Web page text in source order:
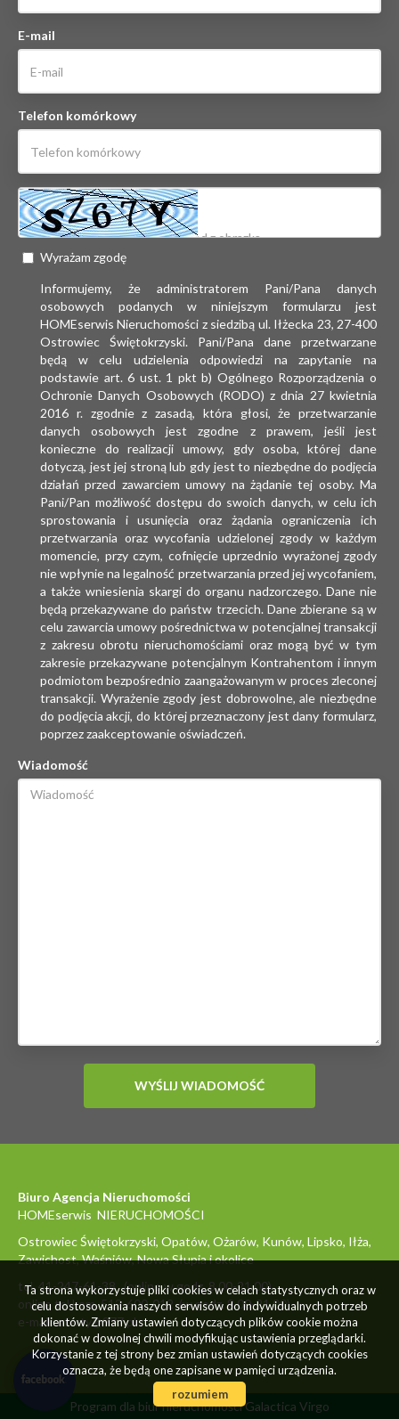
E-mail
Telefon komórkowy
Wyrażam zgodę
Informujemy, że administratorem Pani/Pana danych
osobowych podanych w niniejszym formularzu jest
HOMEserwis Nieruchomości z siedzibą ul. Iłżecka 23, 27-400
Ostrowiec Świętokrzyski. Pani/Pana dane przetwarzane
będą w celu udzielenia odpowiedzi na zapytanie na
podstawie art. 6 ust. 1 pkt b) Ogólnego Rozporządzenia o
Ochronie Danych Osobowych (RODO) z dnia 27 kwietnia
2016 r. zgodnie z zasadą, która głosi, że przetwarzanie
danych osobowych jest zgodne z prawem, jeśli jest
konieczne do realizacji umowy, gdy osoba, której dane
dotyczą, jest jej stroną lub gdy jest to niezbędne do podjęcia
działań przed zawarciem umowy na żądanie tej osoby. Ma
Pani/Pan możliwość dostępu do swoich danych, w celu ich
sprostowania i usunięcia oraz żądania ograniczenia ich
przetwarzania oraz wycofania udzielonej zgody w każdym
momencie, przy czym, cofnięcie uprzednio wyrażonej zgody
nie wpłynie na legalność przetwarzania przed jej wycofaniem,
a także wniesienia skargi do organu nadzorczego. Dane nie
będą przekazywane do państw trzecich. Dane zbierane są w
celu zawarcia umowy pośrednictwa w potencjalnej transakcji
z zakresu obrotu nieruchomościami oraz mogą być w tym
zakresie przekazywane potencjalnym Kontrahentom i innym
podmiotom bezpośrednio zaangażowanym w proces zleconej
transakcji. Wyrażenie zgody jest dobrowolne, ale niezbędne
do podjęcia akcji, do której przeznaczony jest dany formularz,
poprzez zaakceptowanie oświadczeń.
Wiadomość
Biuro Agencja Nieruchomości
HOMEserwis NIERUCHOMOŚCI
Ostrowiec Świętokrzyski, Opatów, Ożarów, Kunów, Lipsko, Iłża,
Zawichost, Waśniów, Nowa Słupia i okolice
tel. 41-247-61-38 (online w godz. 8.00-21.00)
online tel.kom. 512-600-012 (w godz. 8.00-21.00)
e-mail: oferty@977.pl
Program dla biur nieruchomościGalactica Virgo
Ta strona wykorzystuje pliki cookies w celach statystycznych oraz w
celu dostosowania naszych serwisów do indywidualnych potrzeb
klientów. Zmiany ustawień dotyczących plików cookie można
dokonać w dowolnej chwili modyfikując ustawienia przeglądarki.
Korzystanie z tej strony bez zmian ustawień dotyczących cookies
oznacza, że będą one zapisane w pamięci urządzenia.
rozumiem